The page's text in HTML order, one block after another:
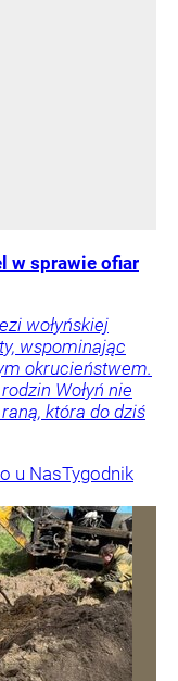
w sprawie ofiar
wołyńskiej
wspominając
okrucieństwem.
Wołyń nie
która do dziś
u NasTygodnik